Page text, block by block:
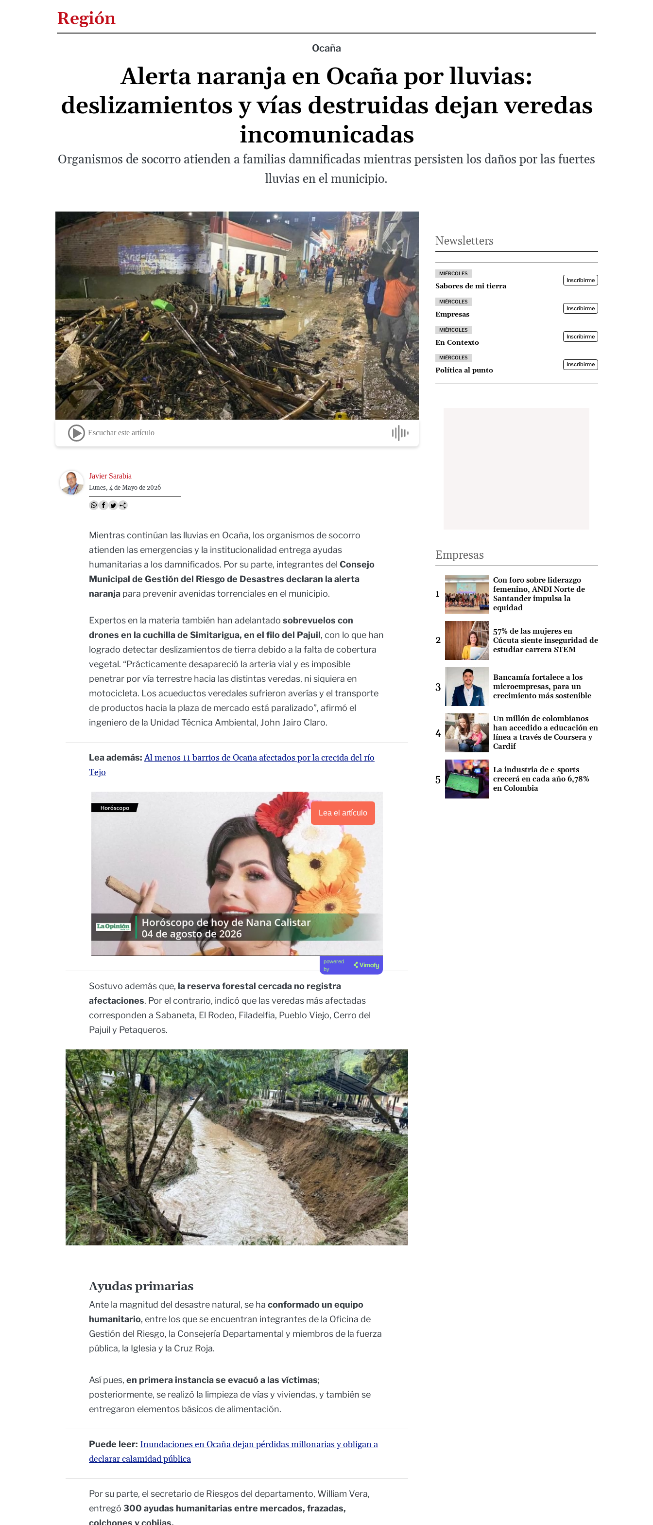
Región
Ocaña
Alerta naranja en Ocaña por lluvias:
deslizamientos y vías destruidas dejan veredas
incomunicadas
Organismos de socorro atienden a familias damnificadas mientras persisten los daños por las fuertes
lluvias en el municipio.
Escuchar este artículo
Image Javier Sarabia
Lunes, 4 de Mayo de 2026
Mientras continúan las lluvias en Ocaña, los organismos de socorro
atienden las emergencias y la institucionalidad entrega ayudas
humanitarias a los damnificados. Por su parte, integrantes del Consejo
Municipal de Gestión del Riesgo de Desastres declaran la alerta
naranja para prevenir avenidas torrenciales en el municipio.
Expertos en la materia también han adelantado sobrevuelos con
drones en la cuchilla de Simitarigua, en el filo del Pajuil, con lo que han
logrado detectar deslizamientos de tierra debido a la falta de cobertura
vegetal. “Prácticamente desapareció la arteria vial y es imposible
penetrar por vía terrestre hacia las distintas veredas, ni siquiera en
motocicleta. Los acueductos veredales sufrieron averías y el transporte
de productos hacia la plaza de mercado está paralizado”, afirmó el
ingeniero de la Unidad Técnica Ambiental, John Jairo Claro.
Lea además: Al menos 11 barrios de Ocaña afectados por la crecida del río
Tejo
Lea el artículo
powered
by
Sostuvo además que, la reserva forestal cercada no registra
afectaciones. Por el contrario, indicó que las veredas más afectadas
corresponden a Sabaneta, El Rodeo, Filadelfia, Pueblo Viejo, Cerro del
Pajuil y Petaqueros.
Ayudas primarias
Ante la magnitud del desastre natural, se ha conformado un equipo
humanitario, entre los que se encuentran integrantes de la Oficina de
Gestión del Riesgo, la Consejería Departamental y miembros de la fuerza
pública, la Iglesia y la Cruz Roja.
Así pues, en primera instancia se evacuó a las víctimas;
posteriormente, se realizó la limpieza de vías y viviendas, y también se
entregaron elementos básicos de alimentación.
Puede leer: Inundaciones en Ocaña dejan pérdidas millonarias y obligan a
declarar calamidad pública
Por su parte, el secretario de Riesgos del departamento, William Vera,
entregó 300 ayudas humanitarias entre mercados, frazadas,
colchones y cobijas.
Newsletters
MIÉRCOLES
Sabores de mi tierra
Inscribirme
MIÉRCOLES
Empresas
Inscribirme
MIÉRCOLES
En Contexto
Inscribirme
MIÉRCOLES
Política al punto
Inscribirme
Empresas
Con foro sobre liderazgo
femenino, ANDI Norte de
Santander impulsa la
equidad
57% de las mujeres en
Cúcuta siente inseguridad de
estudiar carrera STEM
Bancamía fortalece a los
microempresas, para un
crecimiento más sostenible
Un millón de colombianos
han accedido a educación en
línea a través de Coursera y
Cardif
La industria de e-sports
crecerá en cada año 6,78%
en Colombia